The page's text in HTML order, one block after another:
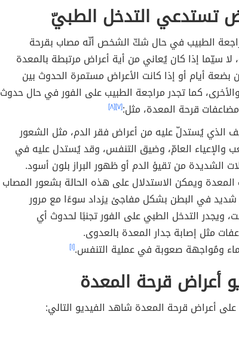
تستدعي التدخل الطبيّ
الطبيب في حال شكّ الشخص أنّه مصاب بقرحة
لا سيّما إذا كان يُعاني من أية أعراض مرتبطة بالمعدة
بضعة أيام أو إذا كانت الأعراض مستمرة الحدوث بين
والأخرى، كما تجدر مراجعة الطبيب على الفور في حال حدوث
قرحة المعدة، مثل:[٧] [٨]
الذي يُستدلّ عليه من أعراض فقر الدم، مثل الشعور
والإعياء العامّ، وضيق التنفس، وقد يُستدل عليه في
الشديدة من تقيؤ الدم أو ظهور البراز بلون أسود.
ويمكن الاستدلال على هذه الحالة بشعور المصاب
شديد في البطن بشكل مفاجئ يزداد سوءًا مع مرور
ويجدر التدخل الطبي على الفور تجنبًا لحدوث أي
مثل إصابة جدار المعدة بالعدوى.
ومُواجهة صعوبة في عملية التنفس.[١]
أعراض قرحة المعدة
أعراض قرحة المعدة شاهد الفيديو التالي: